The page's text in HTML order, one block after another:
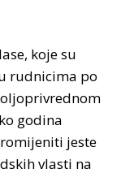
koje su
rudnicima po
godina
jeste
vlasti na